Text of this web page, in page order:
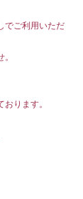
でご利用いただ
ります。